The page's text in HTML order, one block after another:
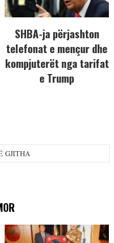
SHBA-ja përjashton
telefonat e mençur dhe
kompjuterët nga tarifat
e Trump
GJITHA